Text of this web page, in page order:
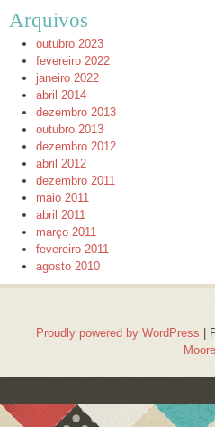
Arquivos
outubro 2023
fevereiro 2022
janeiro 2022
abril 2014
dezembro 2013
outubro 2013
dezembro 2012
abril 2012
dezembro 2011
maio 2011
abril 2011
março 2011
fevereiro 2011
agosto 2010
Proudly powered by WordPress |
Moore